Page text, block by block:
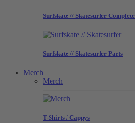
Surfskate // Skatesurfer Complete
Surfskate // Skatesurfer Parts
Merch
Merch
T-Shirts / Cappys